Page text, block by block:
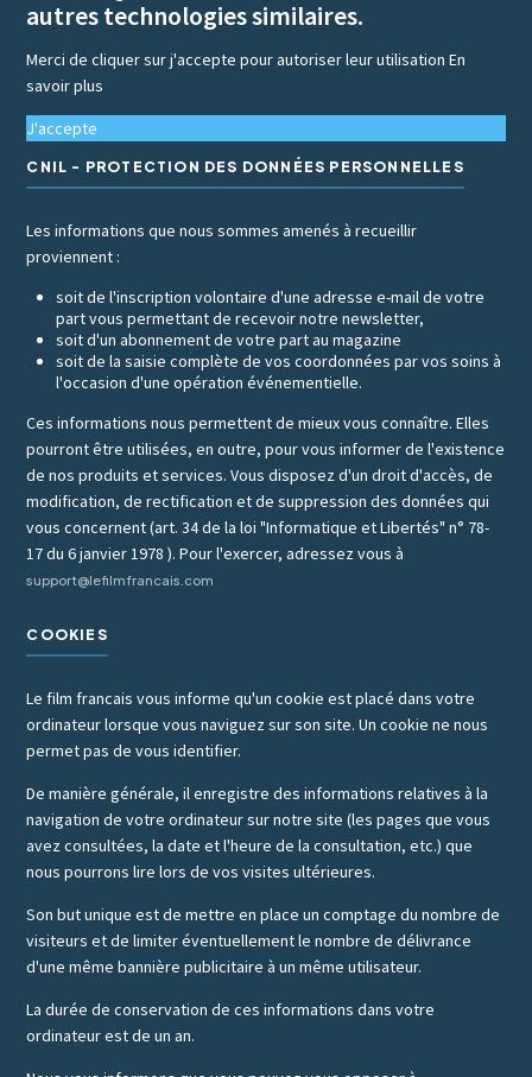
autres technologies similaires.
Merci de cliquer sur j'accepte pour autoriser leur utilisationEn
savoir plus
J'accepte
CNIL - PROTECTION DES DONNÉES PERSONNELLES
Les informations que nous sommes amenés à recueillir
proviennent :
soit de l'inscription volontaire d'une adresse e-mail de votre
part vous permettant de recevoir notre newsletter,
soit d'un abonnement de votre part au magazine
soit de la saisie complète de vos coordonnées par vos soins à
l'occasion d'une opération événementielle.
Ces informations nous permettent de mieux vous connaître. Elles
pourront être utilisées, en outre, pour vous informer de l'existence
de nos produits et services. Vous disposez d'un droit d'accès, de
modification, de rectification et de suppression des données qui
vous concernent (art. 34 de la loi "Informatique et Libertés" n° 78-
17 du 6 janvier 1978 ). Pour l'exercer, adressez vous à
support@lefilmfrancais.com
COOKIES
Le film francais vous informe qu'un cookie est placé dans votre
ordinateur lorsque vous naviguez sur son site. Un cookie ne nous
permet pas de vous identifier.
De manière générale, il enregistre des informations relatives à la
navigation de votre ordinateur sur notre site (les pages que vous
avez consultées, la date et l'heure de la consultation, etc.) que
nous pourrons lire lors de vos visites ultérieures.
Son but unique est de mettre en place un comptage du nombre de
visiteurs et de limiter éventuellement le nombre de délivrance
d'une même bannière publicitaire à un même utilisateur.
La durée de conservation de ces informations dans votre
ordinateur est de un an.